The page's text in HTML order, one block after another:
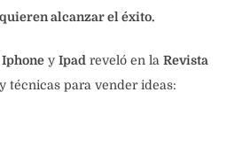
alcanzar el éxito.
Iphone y Ipad reveló en la Revista
técnicas para vender ideas: